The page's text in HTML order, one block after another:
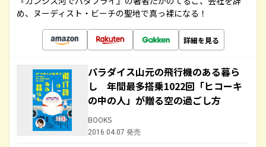
め、ヌーディスト・ビーチの聖地で真っ裸になる！
詳細を見る
パラダイス山元の飛行機のある暮ら
し 年間最多搭乗1022回「ヒコーキ
の中の人」が贈る空の過ごし方
BOOKS
2016.04.07 発売